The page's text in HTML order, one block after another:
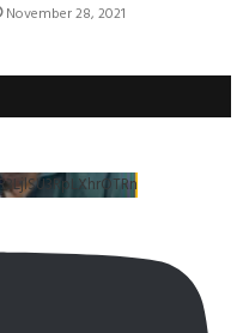
November 28, 2021